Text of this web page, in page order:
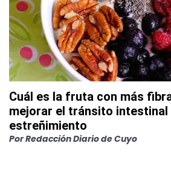
Cuál es la fruta con más
mejorar el tránsito intestinal
estreñimiento
PorRedacción Diario de Cuyo